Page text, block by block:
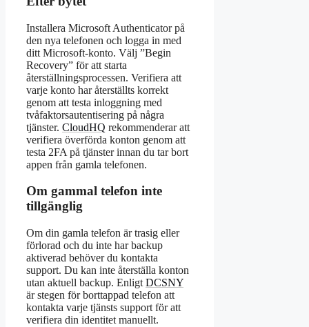
Installera Microsoft Authenticator på
den nya telefonen och logga in med
ditt Microsoft-konto. Välj ”Begin
Recovery” för att starta
återställningsprocessen. Verifiera att
varje konto har återställts korrekt
genom att testa inloggning med
tvåfaktorsautentisering på några
tjänster. CloudHQ rekommenderar att
verifiera överförda konton genom att
testa 2FA på tjänster innan du tar bort
appen från gamla telefonen.
Om gammal telefon inte
tillgänglig
Om din gamla telefon är trasig eller
förlorad och du inte har backup
aktiverad behöver du kontakta
support. Du kan inte återställa konton
utan aktuell backup. Enligt DCSNY
är stegen för borttappad telefon att
kontakta varje tjänsts support för att
verifiera din identitet manuellt.